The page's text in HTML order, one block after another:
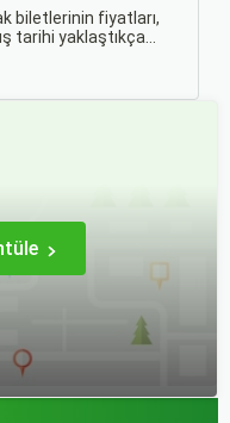
biletlerinin fiyatları,
tarihi yaklaştıkça